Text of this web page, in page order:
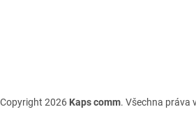
Copyright 2026 Kaps comm. Všechna práva